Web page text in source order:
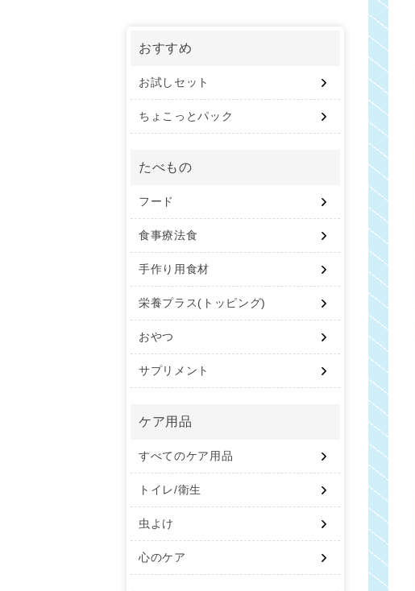
おすすめ
お試しセット
ちょこっとパック
たべもの
フード
食事療法食
手作り用食材
栄養プラス(トッピング)
おやつ
サプリメント
ケア用品
すべてのケア用品
トイレ/衛生
虫よけ
心のケア